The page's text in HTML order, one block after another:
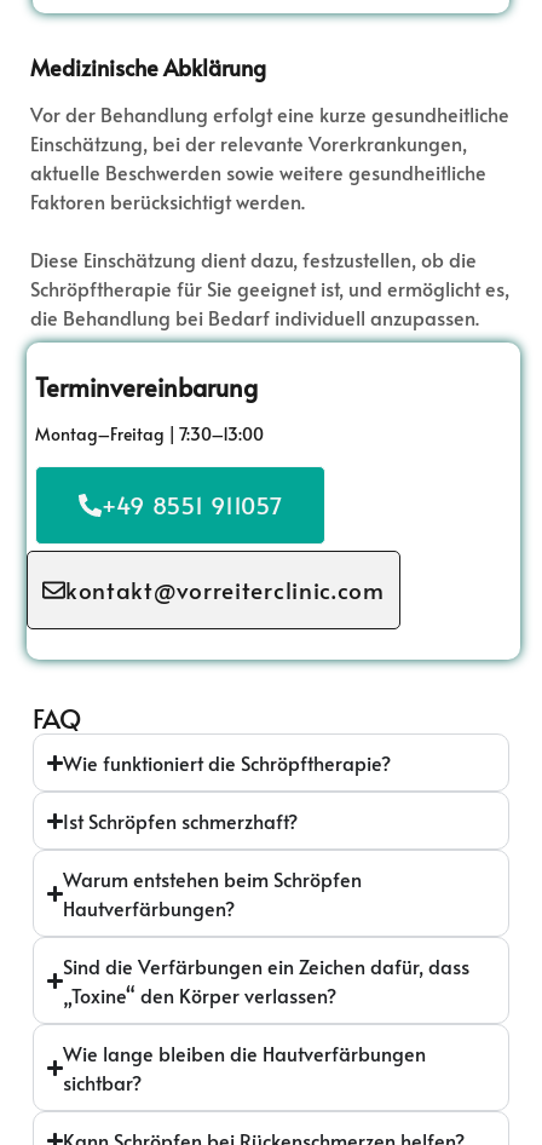
Medizinische Abklärung
Vor der Behandlung erfolgt eine kurze gesundheitliche
Einschätzung, bei der relevante Vorerkrankungen,
aktuelle Beschwerden sowie weitere gesundheitliche
Faktoren berücksichtigt werden.
Diese Einschätzung dient dazu, festzustellen, ob die
Schröpftherapie für Sie geeignet ist, und ermöglicht es,
die Behandlung bei Bedarf individuell anzupassen.
Terminvereinbarung
Montag–Freitag | 7:30–13:00
+49 8551 911057
kontakt@vorreiterclinic.com
FAQ
Wie funktioniert die Schröpftherapie?
Ist Schröpfen schmerzhaft?
Warum entstehen beim Schröpfen
Hautverfärbungen?
Sind die Verfärbungen ein Zeichen dafür, dass
„Toxine“ den Körper verlassen?
Wie lange bleiben die Hautverfärbungen
sichtbar?